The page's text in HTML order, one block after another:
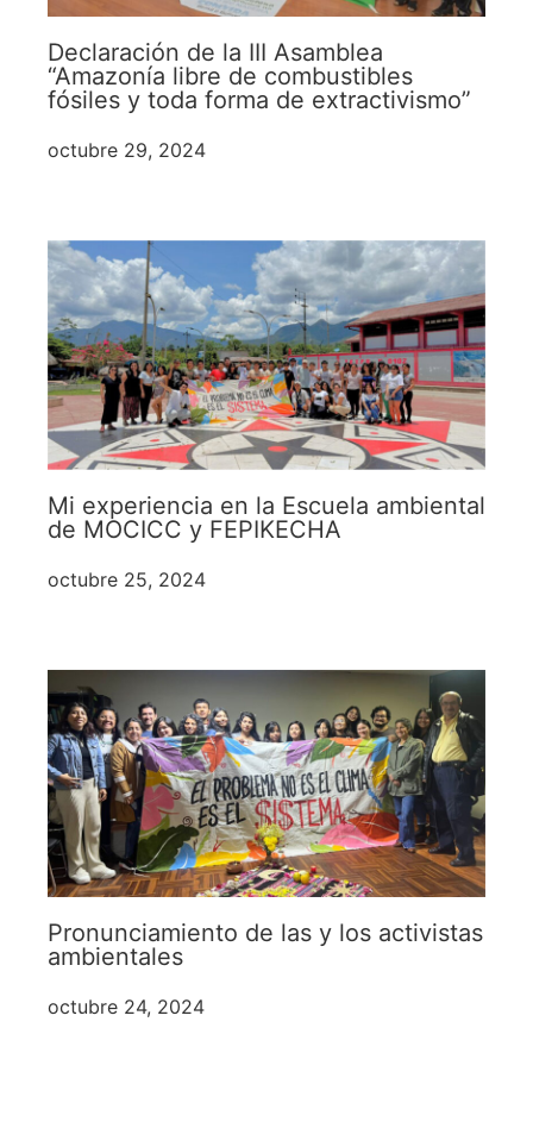
Declaración de la III Asamblea
“Amazonía libre de combustibles
fósiles y toda forma de extractivismo”
octubre 29, 2024
Mi experiencia en la Escuela ambiental
de MOCICC y FEPIKECHA
octubre 25, 2024
Pronunciamiento de las y los activistas
ambientales
octubre 24, 2024